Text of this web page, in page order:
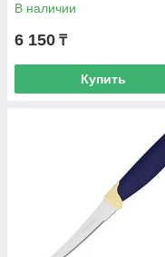
В наличии
6 150 ₸
Купить